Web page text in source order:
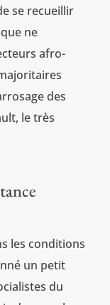
se recueillir
ne
afro-
des
le très
les conditions
un petit
du